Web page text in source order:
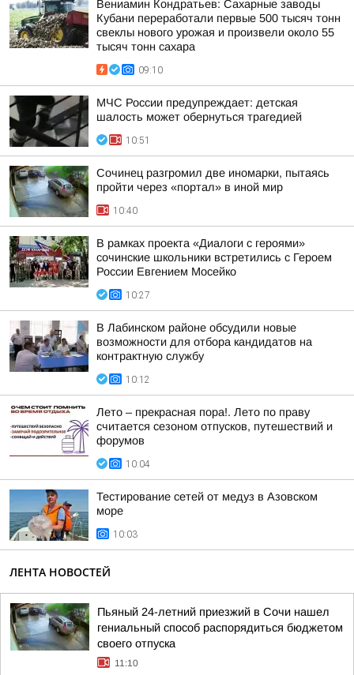
Вениамин Кондратьев: Сахарные заводы
Кубани переработали первые 500 тысяч тонн
свеклы нового урожая и произвели около 55
тысяч тонн сахара
09:10
МЧС России предупреждает: детская
шалость может обернуться трагедией
10:51
Сочинец разгромил две иномарки, пытаясь
пройти через «портал» в иной мир
10:40
В рамках проекта «Диалоги с героями»
сочинские школьники встретились с Героем
России Евгением Мосейко
10:27
В Лабинском районе обсудили новые
возможности для отбора кандидатов на
контрактную службу
10:12
Лето – прекрасная пора!. Лето по праву
считается сезоном отпусков, путешествий и
форумов
10:04
Тестирование сетей от медуз в Азовском
море
10:03
ЛЕНТА НОВОСТЕЙ
Пьяный 24-летний приезжий в Сочи нашел
гениальный способ распорядиться бюджетом
своего отпуска
11:10